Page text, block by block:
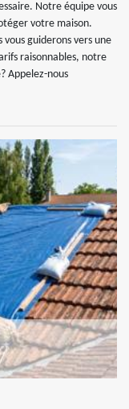
Notre équipe vous
votre maison.
vous guiderons vers une
raisonnables, notre
Appelez-nous